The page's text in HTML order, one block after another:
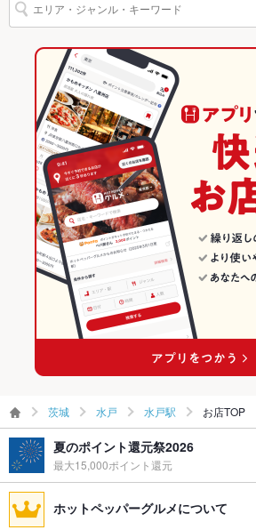
その他設備
何かご要望などございましたら、
せ下さいませ。
その他
飲み放題 あり ：単品飲み放題もございます。
食べ放題 なし ：ございません
カクテル充実、焼酎充実、日本酒
お子様連れ
お子様連れ歓迎 ：個室も多数ご用
でもゆっくりご利用可能です！
ウェディン
グパーティ
ー二次会
可能です！ご相談下さい。
可
ご宴会、歓送迎会、女子会、デー
水戸駅 × 和風
水戸 × 和食
水戸 × 鍋
水戸駅 × 和食
水戸駅 × 鍋
水戸駅 × 鍋
茨城 × 居酒屋
茨城 × 和風
茨城 × 和食
茨城 × 鍋
鶏皮 もつ鍋 ステーキ トリュフ
サーモンいくら丼 牛タン丼
茨城の居酒屋ランキング
水戸のグルメランキング
水戸の居酒屋ランキング
水戸駅のグルメランキング
水戸駅の居酒屋ランキング
茨城 水戸 水戸駅 お店TOP
夏のポイント還元祭2026
最大15,000ポイント還元
ホットペッパーグルメについて